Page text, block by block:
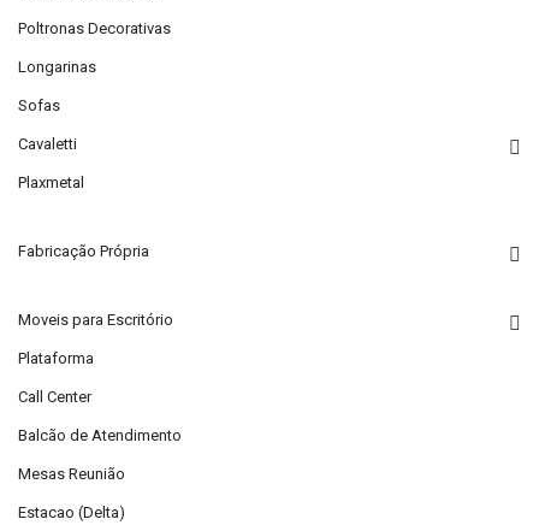
Poltronas Decorativas
Longarinas
Sofas
Cavaletti
Plaxmetal
Fabricação Própria
Moveis para Escritório
Plataforma
Call Center
Balcão de Atendimento
Mesas Reunião
Estacao (Delta)